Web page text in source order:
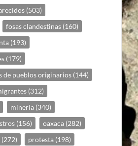
(503)
fosas clandestinas (160)
(193)
(179)
de pueblos originarios (144)
(312)
mineria (340)
(156) oaxaca (282)
(272) protesta (198)